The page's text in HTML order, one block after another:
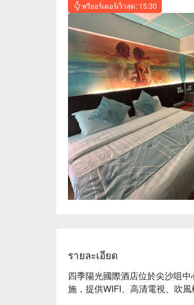
พรีออร์เดอร์เร็วสุด: 15:30
รายละเอียด
四季陽光國際酒店位於尖沙咀
施，提供WIFI、高清電視、吹